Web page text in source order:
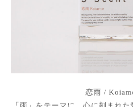
恋雨 /
「雨」をテーマに、心に刻まれ